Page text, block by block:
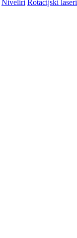
Niveliri Rotacijski laseri